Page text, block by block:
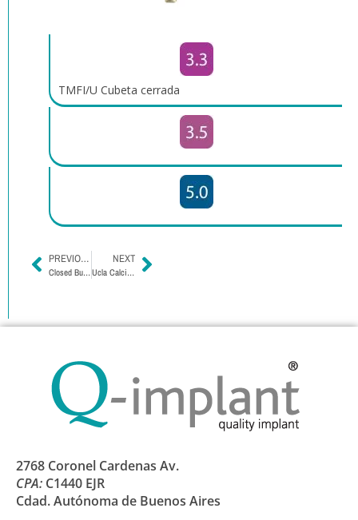
TMFI/U Cubeta cerrada
PREVIOUS
Closed Bucket Transfer
NEXT
Ucla Calcinable
2768 Coronel Cardenas Av.
CPA: C1440 EJR
Cdad. Autónoma de Buenos Aires